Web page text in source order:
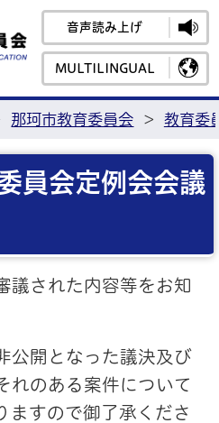
那珂市教
音声読み上げ
MULTILINGUAL
那珂市教育委員会 > 教育委
員会定例会会議
議された内容等をお知
公開となった議決及び
れのある案件について
ますので御了承くださ